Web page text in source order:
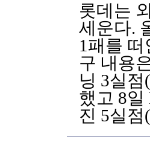
롯데는
세운다.
1패를
구 내용
닝 3실
했고 8
진 5실